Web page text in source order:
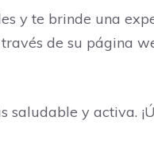
y te brinde una
de su página
y activa.